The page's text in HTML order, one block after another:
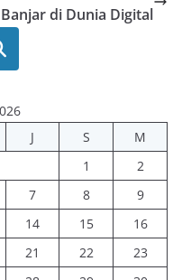
di Dunia Digital
J S
M
1
2
7 8
9
14 15
16
21 22
23